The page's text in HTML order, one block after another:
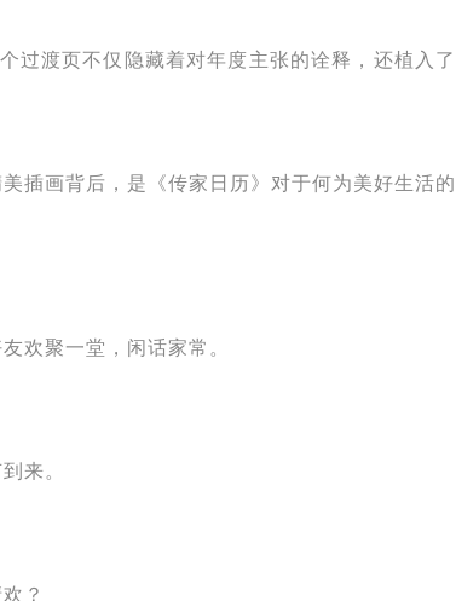
过渡页不仅隐藏着对年度主张的诠释，还植入了
插画背后，是《传家日历》对于何为美好生活的
欢聚一堂，闲话家常。
来。
？